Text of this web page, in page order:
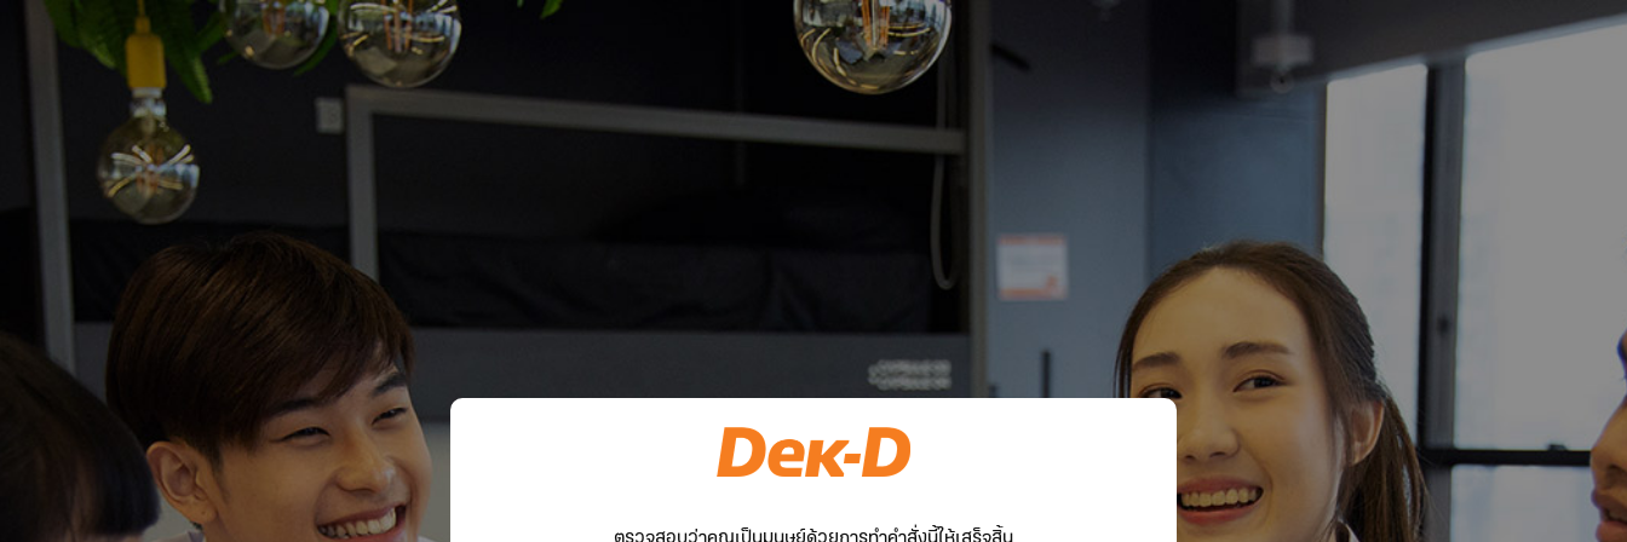
ตรวจสอบว่าคุณเป็นมนุษย์ด้วยการทำคำสั่งนี้ให้เสร็จสิ้น